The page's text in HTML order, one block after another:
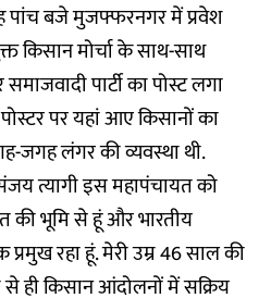
पांच बजे मुजफ्फरनगर में प्रवेश
किसान मोर्चा के साथ-साथ
पार्टी का पोस्ट लगा
पर यहां आए किसानों का
जगह लंगर की व्यवस्था थी.
त्यागी इस महापंचायत को
की भूमि से हूं और भारतीय
रहा हूं. मेरी उम्र 46 साल की
ही किसान आंदोलनों में सक्रिय